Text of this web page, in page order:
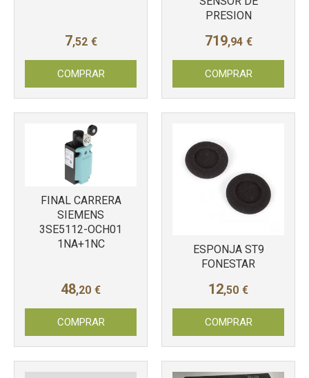
7,52 €
COMPRAR
PRESION
719,94 €
COMPRAR
FINAL CARRERA
SIEMENS
3SE5112-OCH01
1NA+1NC
48,20 €
COMPRAR
ESPONJA ST9
FONESTAR
12,50 €
COMPRAR